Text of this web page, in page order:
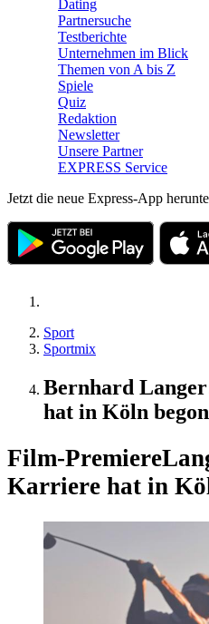
Dating
Partnersuche
Testberichte
Unternehmen im Blick
Themen von A bis Z
Spiele
Quiz
Redaktion
Newsletter
Unsere Partner
EXPRESS Service
Jetzt die neue Express-App
Sport
Sportmix
Bernhard
hat in Köln
Film-Premiere
Karriere hat in